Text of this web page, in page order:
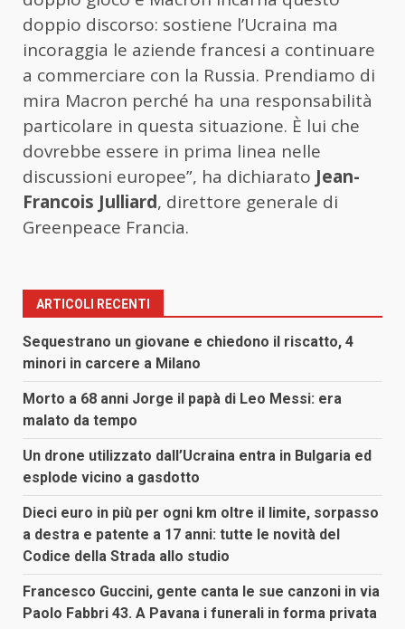
doppio discorso: sostiene l’Ucraina ma
incoraggia le aziende francesi a continuare
a commerciare con la Russia. Prendiamo di
mira Macron perché ha una responsabilità
particolare in questa situazione. È lui che
dovrebbe essere in prima linea nelle
discussioni europee”, ha dichiarato Jean-
Francois Julliard, direttore generale di
Greenpeace Francia.
ARTICOLI RECENTI
Sequestrano un giovane e chiedono il riscatto, 4
minori in carcere a Milano
Morto a 68 anni Jorge il papà di Leo Messi: era
malato da tempo
Un drone utilizzato dall’Ucraina entra in Bulgaria ed
esplode vicino a gasdotto
Dieci euro in più per ogni km oltre il limite, sorpasso
a destra e patente a 17 anni: tutte le novità del
Codice della Strada allo studio
Francesco Guccini, gente canta le sue canzoni in via
Paolo Fabbri 43. A Pavana i funerali in forma privata